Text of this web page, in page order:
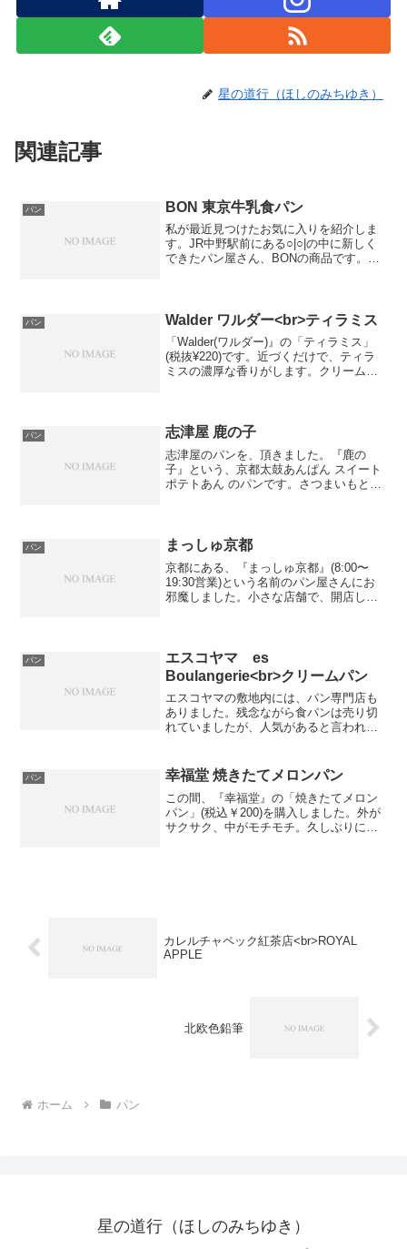
星の道行（ほしのみちゆき）
関連記事
パン BON 東京牛乳食パン
私が最近見つけたお気に入りを紹介しま
す。JR中野駅前にある○|○|の中に新しく
できたパン屋さん、BONの商品です。中
定のパンだ...
パン Walder ワルダー<br>ティラミス
「Walder(ワルダー)』の「ティラミス」
(税抜¥220)です。近づくだけで、ティラ
ミスの濃厚な香りがします。クリームパ
るのは、コ...
パン 志津屋 鹿の子
志津屋のパンを、頂きました。『鹿の
子』という、京都太鼓あんぱん スイート
ポテトあん のパンです。さつまいもと餡
みたいと思います。最初...
パン まっしゅ京都
京都にある、『まっしゅ京都』(8:00〜
19:30営業)という名前のパン屋さんにお
邪魔しました。小さな店舗で、開店して
のいろは、、、...
パン
エスコヤマ es
Boulangerie<br>クリームパン
エスコヤマの敷地内には、パン専門店も
ありました。残念ながら食パンは売り切
れていましたが、人気があると言われた
パンとクリームでした。パン生地が、昔
よく食べていたヤ...
パン 幸福堂 焼きたてメロンパン
この間、『幸福堂』の「焼きたてメロン
パン」(税込￥200)を購入しました。外が
サクサク、中がモチモチ。久しぶりにメ
カレルチャペック紅茶店<br>ROYAL
APPLE
北欧色鉛筆
ホーム パン
星の道行（ほしのみちゆき）